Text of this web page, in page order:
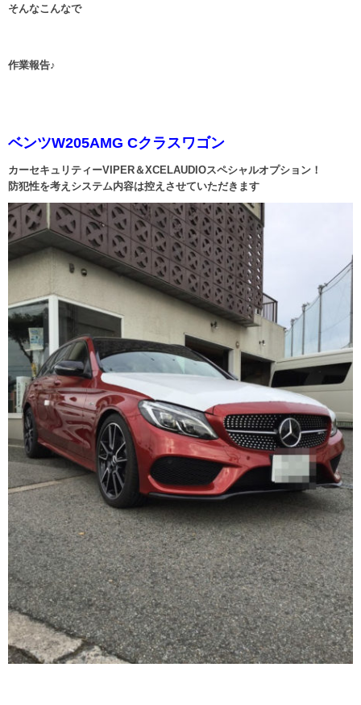
そんなこんなで
作業報告♪
ベンツW205AMG Cクラスワゴン
カーセキュリティーVIPER＆XCELAUDIOスペシャルオプション！
防犯性を考えシステム内容は控えさせていただきます